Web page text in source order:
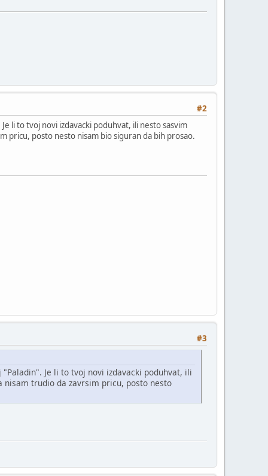
#2
li to tvoj novi izdavacki poduhvat, ili nesto sasvim
pricu, posto nesto nisam bio siguran da bih prosao.
#3
Je li to tvoj novi izdavacki poduhvat, ili
trudio da zavrsim pricu, posto nesto